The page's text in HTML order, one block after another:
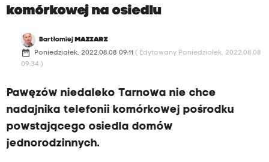
komórkowej na osiedlu
Bartłomiej MAZIARZ
date_range Poniedziałek, 2022.08.08 09:11 ( Edytowany Poniedziałek, 2022.08.08
09:34 )
Pawęzów niedaleko Tarnowa nie chce
nadajnika telefonii komórkowej pośrodku
powstającego osiedla domów
jednorodzinnych.